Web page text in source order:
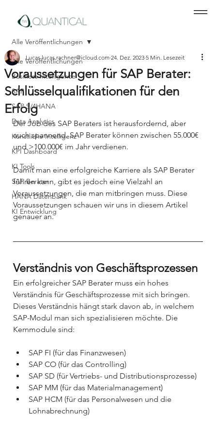
Alle Veröffentlichungen
Business Intelligence
SAP
SAP S/4HANA
Data Analytics
Künstliche Intelligenz
KPI Dashboard
KI Tools
SAP Berater
HANA Datenbank
KI Entwicklung
Alle Veröffentlichungen
Voraussetzungen für SAP Berater:
Schlüsselqualifikationen für den
Erfolg
Lucas lucas.rachner@icloud.com 24. Dez. 2023 5 Min. Lesezeit
Der Job des SAP Beraters ist herausfordernd, aber
auch spannend. SAP Berater können zwischen 55.000€
und >100.000€ im Jahr verdienen.
Damit man eine erfolgreiche Karriere als SAP Berater
führen kann, gibt es jedoch eine Vielzahl an
Voraussetzungen, die man mitbringen muss. Diese
Voraussetzungen schauen wir uns in diesem Artikel
genauer an.
Verständnis von Geschäftsprozessen
Ein erfolgreicher SAP Berater muss ein hohes
Verständnis für Geschäftsprozesse mit sich bringen.
Dieses Verständnis hängt stark davon ab, in welchem
SAP-Modul man sich spezialisieren möchte. Die
Kernmodule sind:
SAP FI (für das Finanzwesen)
SAP CO (für das Controlling)
SAP SD (für Vertriebs- und Distributionsprozesse)
SAP MM (für das Materialmanagement)
SAP HCM (für das Personalwesen und die
Lohnabrechnung)